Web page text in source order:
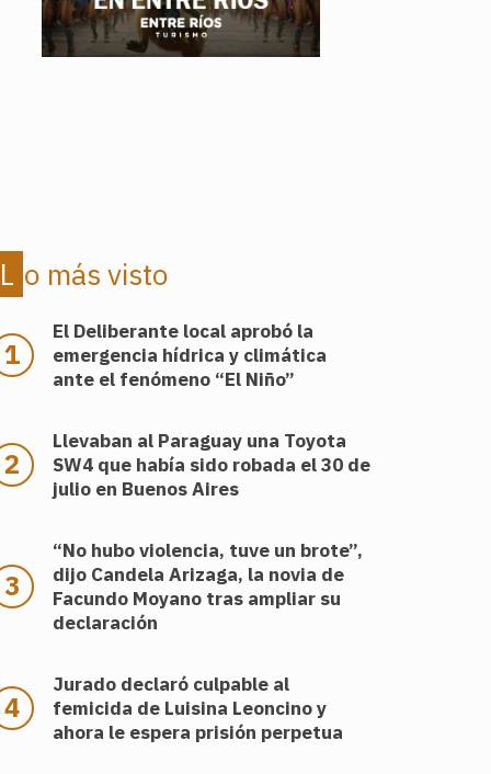
Lo más visto
El Deliberante local aprobó la
emergencia hídrica y climática
ante el fenómeno “El Niño”
Llevaban al Paraguay una Toyota
SW4 que había sido robada el 30 de
julio en Buenos Aires
“No hubo violencia, tuve un brote”,
dijo Candela Arizaga, la novia de
Facundo Moyano tras ampliar su
declaración
Jurado declaró culpable al
femicida de Luisina Leoncino y
ahora le espera prisión perpetua